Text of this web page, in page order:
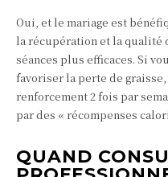
Oui, et le mariage est
la récupération et la qualité
séances plus efficaces. Si
favoriser la perte de
renforcement 2 fois par
par des « récompenses
QUAND